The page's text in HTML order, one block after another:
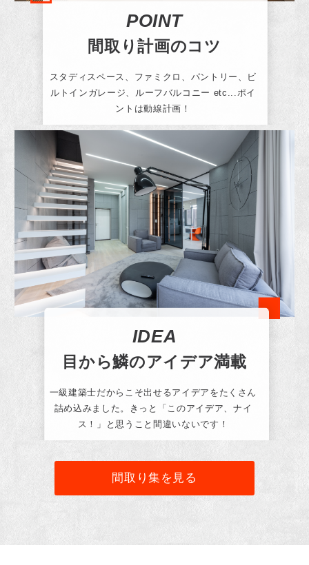
POINT
間取り計画のコツ
スタディスペース、ファミクロ、パントリー、ビ
ルトインガレージ、ルーフバルコニー etc...ポイ
ントは動線計画！
IDEA
目から鱗のアイデア満載
一級建築士だからこそ出せるアイデアをたくさん
詰め込みました。きっと「このアイデア、ナイ
ス！」と思うこと間違いないです！
間取り集を見る